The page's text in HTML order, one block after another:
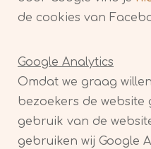
de cookies van
Google Analytics
Omdat we graag
bezoekers de
gebruik van de
gebruiken wij Google